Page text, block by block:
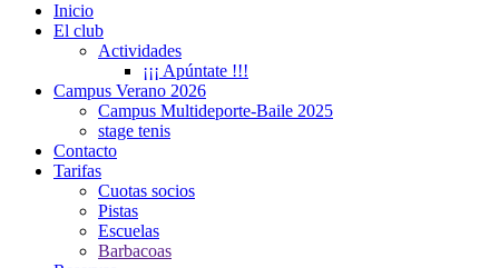
Inicio
El club
Actividades
¡¡¡ Apúntate !!!
Campus Verano 2026
Campus Multideporte-Baile 2025
stage tenis
Contacto
Tarifas
Cuotas socios
Pistas
Escuelas
Barbacoas